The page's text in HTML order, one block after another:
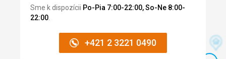
Sme k dispozícii Po-Pia 7:00-22:00, So-Ne 8:00-
22:00
+421 2 3221 0490